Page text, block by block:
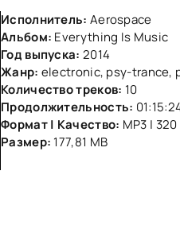
Исполнитель: Aerospace
Альбом: Everything Is Music
Год выпуска: 2014
Жанр: electronic, psy-trance,
Количество треков: 10
Продолжительность:
Формат | Качество: MP3 |
Размер: 177,81 MB